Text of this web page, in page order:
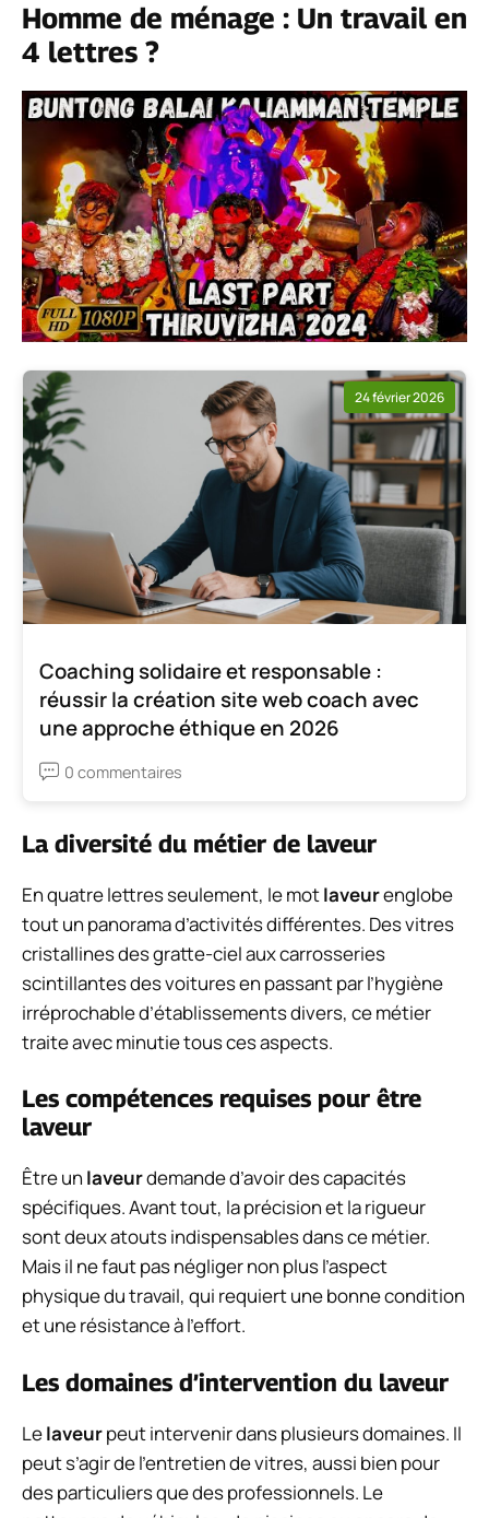
Homme de ménage : Un travail en
4 lettres ?
24 février 2026
Coaching solidaire et responsable :
réussir la création site web coach avec
une approche éthique en 2026
0 commentaires
La diversité du métier de laveur
En quatre lettres seulement, le motlaveurenglobe
tout un panorama d’activités différentes. Des vitres
cristallines des gratte-ciel aux carrosseries
scintillantes des voitures en passant par l’hygiène
irréprochable d’établissements divers, ce métier
traite avec minutie tous ces aspects.
Les compétences requises pour être
laveur
Être un laveurdemande d’avoir des capacités
spécifiques. Avant tout, la précision et la rigueur
sont deux atouts indispensables dans ce métier.
Mais il ne faut pas négliger non plus l’aspect
physique du travail, qui requiert une bonne condition
et une résistance à l’effort.
Les domaines d’intervention du laveur
Lelaveurpeut intervenir dans plusieurs domaines. Il
peut s’agir de l’entretien de vitres, aussi bien pour
des particuliers que des professionnels. Le